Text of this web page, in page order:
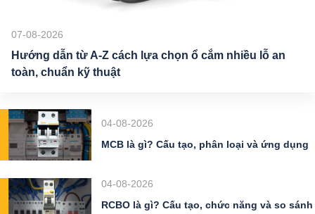
07-08-2026
Hướng dẫn từ A-Z cách lựa chọn ổ cắm nhiều lỗ an
toàn, chuẩn kỹ thuật
04-08-2026
MCB là gì? Cấu tạo, phân loại và ứng dụng
04-08-2026
RCBO là gì? Cấu tạo, chức năng và so sánh